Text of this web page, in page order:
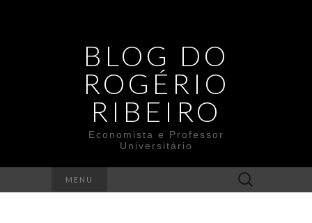
BLOG DO
ROGÉRIO
RIBEIRO
Economista e Professor
Universitário
MENU
Search
for: